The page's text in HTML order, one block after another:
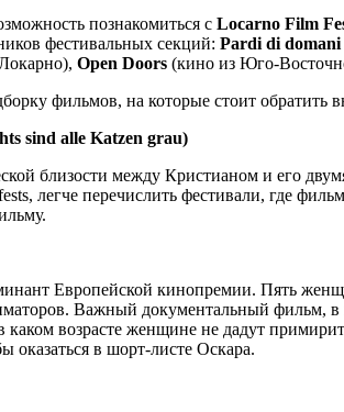
познакомиться с Locarno Film
фестивальных секций: Pardi di domani
Open Doors (кино из Юго-
фильмов, на которые стоит обратить
sind alle Katzen grau)
близости между Кристианом и его
легче перечислить фестивали, где
Европейской кинопремии. Пять
Важный документальный фильм,
каком возрасте женщине не дадут
оказаться в шорт-листе Оскара.